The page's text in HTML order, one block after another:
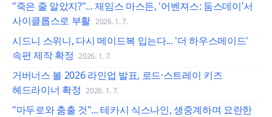
"죽은 줄 알았지?"... 제임스 마스든, '어벤져스: 둠스데이'서
사이클롭스로 부활 2026. 1. 7.
시드니 스위니, 다시 메이드복 입는다... '더 하우스메이드'
속편 제작 확정 2026. 1. 7.
거버너스 볼 2026 라인업 발표, 로드·스트레이 키즈
헤드라이너 확정 2026. 1. 7.
"마두로와 춤출 것"... 테카시 식스나인, 생중계하며 요란한